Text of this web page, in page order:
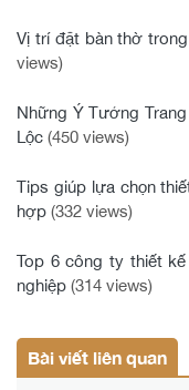
Vị trí đặt bàn thờ
views)
Những Ý Tưởng
Lộc (450 views)
Tips giúp lựa chọn
hợp (332 views)
Top 6 công ty thiết
nghiệp (314 views)
Bài viết liên quan